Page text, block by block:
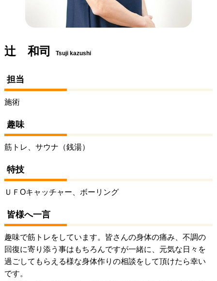
辻 和司 Tsuji kazushi
担当
施術
趣味
筋トレ、サウナ（銭湯）
特技
ＵＦOキャッチャー、ボーリング
皆様へ一言
趣味で筋トレをしています。皆さんの身体の痛み、不調の
回復に寄り添う事はもちろんですが一緒に、元気な日々を
過ごしてもらえる様な身体作りの相談をして頂けたら幸い
です。